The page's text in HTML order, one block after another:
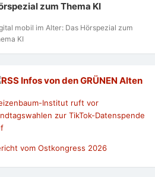
zum Thema KI
mobil im Alter: Das Hörspezial zum
KI
Infos von den GRÜNEN Alten
Institut ruft vor
zur TikTok-Datenspende
vom Ostkongress 2026